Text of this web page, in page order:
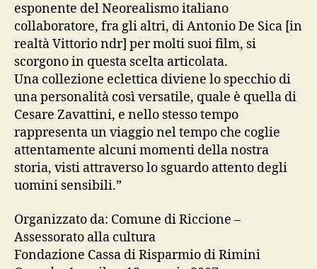
esponente del Neorealismo italiano
collaboratore, fra gli altri, di Antonio De Sica [in
realtà Vittorio ndr] per molti suoi film, si
scorgono in questa scelta articolata.
Una collezione eclettica diviene lo specchio di
una personalità così versatile, quale è quella di
Cesare Zavattini, e nello stesso tempo
rappresenta un viaggio nel tempo che coglie
attentamente alcuni momenti della nostra
storia, visti attraverso lo sguardo attento degli
uomini sensibili.”
Organizzato da: Comune di Riccione –
Assessorato alla cultura
Fondazione Cassa di Risparmio di Rimini